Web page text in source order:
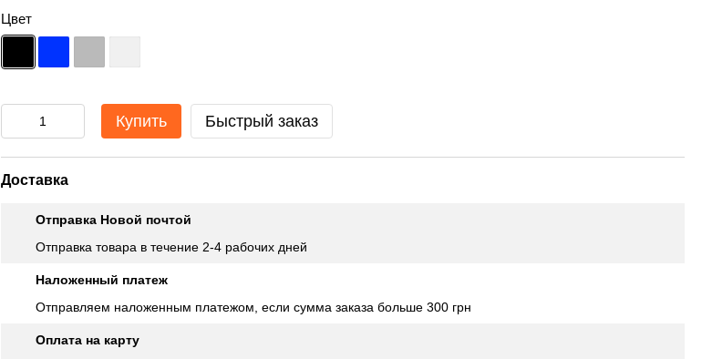
Цвет
Купить Быстрый заказ
Доставка
Отправка Новой почтой
Отправка товара в течение 2-4 рабочих дней
Наложенный платеж
Отправляем наложенным платежом, если сумма заказа больше 300 грн
Оплата на карту